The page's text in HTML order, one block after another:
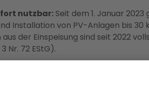
nutzbar: Seit dem 1. Januar 2023
Installation von PV-Anlagen bis 30
aus der Einspeisung sind seit 2022
Nr. 72 EStG).
2026 in Betrieb nimmt, sichert sich
eine mögliche Abschaffung der festen